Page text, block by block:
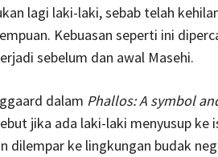
lagi laki-laki, sebab telah
Kebuasan seperti ini
sebelum dan awal Masehi.
dalam Phallos: A symbol
jika ada laki-laki menyusup ke
dilempar ke lingkungan budak